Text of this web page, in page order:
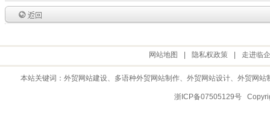
网站地图 隐私权政策 走进临企
本站关键词： 外贸网站建设、多语种外贸网站制作、 外贸网站设计、 外贸网站
浙ICP备07505129号